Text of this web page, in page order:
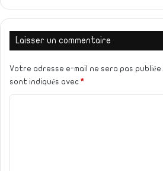
Laisser un commentaire
Votre adresse e-mail ne sera pas publiée.
sont indiqués avec *